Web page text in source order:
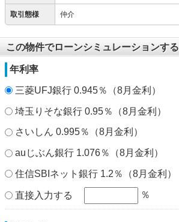
取引態様 仲介
この物件でローンシミュレーションする
年利率
三菱UFJ銀行 0.945％（8月金利）
埼玉りそな銀行 0.95％（8月金利）
さいしん 0.995％（8月金利）
auじぶん銀行 1.076％（8月金利）
住信SBIネット銀行 1.2％（8月金利）
直接入力する ％